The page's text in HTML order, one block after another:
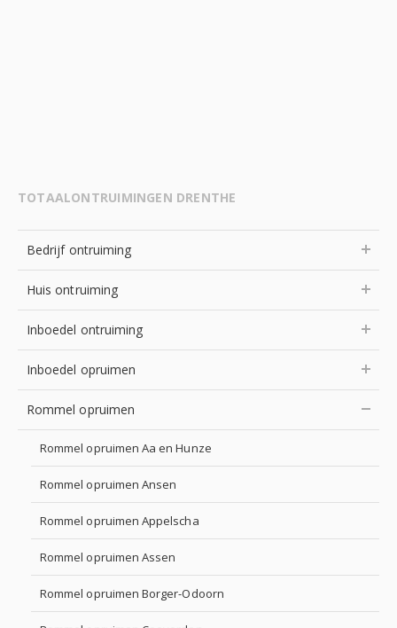
TOTAALONTRUIMINGEN DRENTHE
Bedrijf ontruiming
Huis ontruiming
Inboedel ontruiming
Inboedel opruimen
Rommel opruimen
Rommel opruimen Aa en Hunze
Rommel opruimen Ansen
Rommel opruimen Appelscha
Rommel opruimen Assen
Rommel opruimen Borger-Odoorn